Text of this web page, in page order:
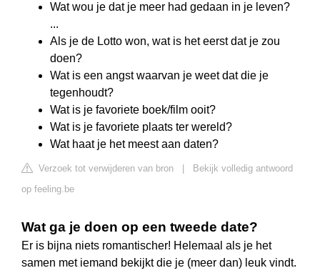
Wat wou je dat je meer had gedaan in je leven?
...
Als je de Lotto won, wat is het eerst dat je zou
doen?
Wat is een angst waarvan je weet dat die je
tegenhoudt?
Wat is je favoriete boek/film ooit?
Wat is je favoriete plaats ter wereld?
Wat haat je het meest aan daten?
Verzoek tot verwijderen van bron
Bekijk volledig antwoord
op feeling.be
Wat ga je doen op een tweede date?
Er is bijna niets romantischer! Helemaal als je het
samen met iemand bekijkt die je (meer dan) leuk vindt.